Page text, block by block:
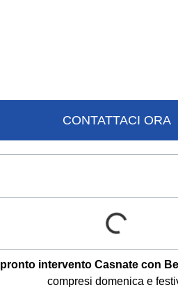
CONTATTACI ORA
pronto intervento Casnate con
compresi domenica e